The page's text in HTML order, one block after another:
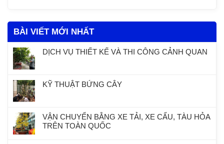
BÀI VIẾT MỚI NHẤT
DỊCH VỤ THIẾT KẾ VÀ THI CÔNG CẢNH QUAN
KỸ THUẬT BỨNG CÂY
VẬN CHUYỂN BẰNG XE TẢI, XE CẨU, TÀU HỎA
TRÊN TOÀN QUỐC